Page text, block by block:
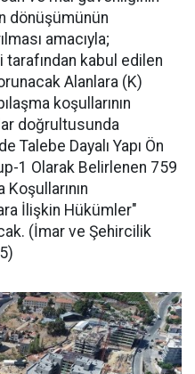
dönüşümünün
amacıyla;
kabul edilen
Alanlara (K)
koşullarının
doğrultusunda
Talebe Dayalı Yapı Ön
1 Olarak Belirlenen 759
Koşullarının
İlişkin Hükümler"
(İmar ve Şehircilik